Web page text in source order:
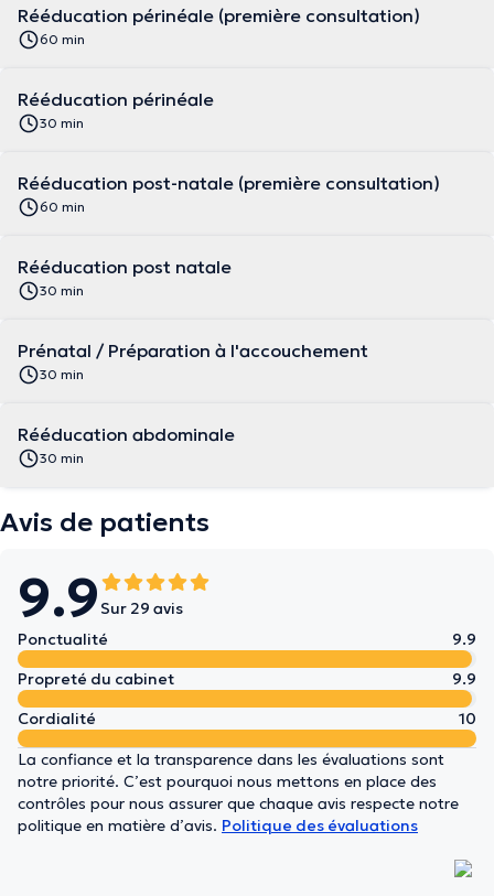
Rééducation périnéale (première consultation)
60 min
Rééducation périnéale
30 min
Rééducation post-natale (première consultation)
60 min
Rééducation post natale
30 min
Prénatal / Préparation à l'accouchement
30 min
Rééducation abdominale
30 min
Avis de patients
9.9 Sur 29 avis
Ponctualité
9.9
Propreté du cabinet
9.9
Cordialité
10
La confiance et la transparence dans les évaluations sont
notre priorité. C’est pourquoi nous mettons en place des
contrôles pour nous assurer que chaque avis respecte notre
politique en matière d’avis. Politique des évaluations